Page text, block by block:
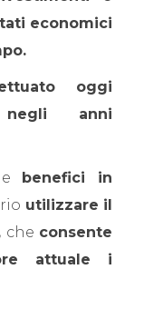
economici
oggi
negli anni
benefici in
utilizzare il
che consente
attuale i